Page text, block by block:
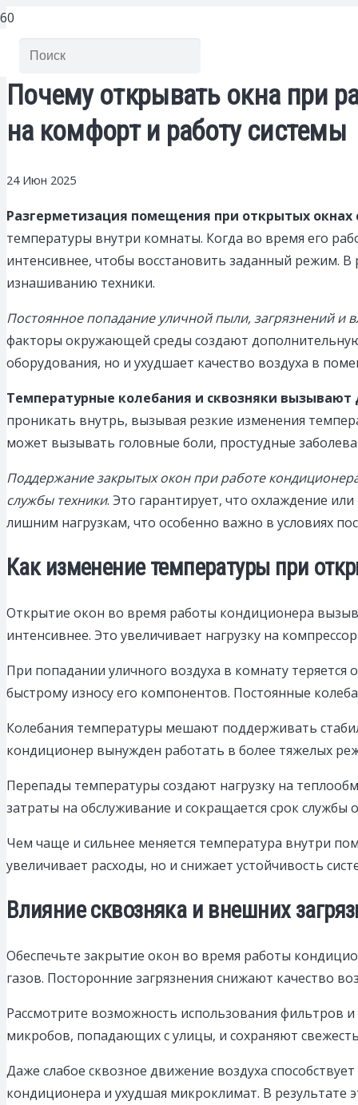
Почему открывать окна при
на комфорт и работу системы
24 Июн 2025
Разгерметизация помещения при открытых
температуры внутри комнаты. Когда во время его
интенсивнее, чтобы восстановить заданный режим. В
изнашиванию техники.
Постоянное попадание уличной пыли, загрязнений и
факторы окружающей среды создают
оборудования, но и ухудшает качество воздуха в
Температурные колебания и сквозняки вызывают
проникать внутрь, вызывая резкие изменения
может вызывать головные боли, простудные
Поддержание закрытых окон при работе
службы техники. Это гарантирует, что охлаждение
лишним нагрузкам, что особенно важно в условиях
Как изменение температуры при
Открытие окон во время работы кондиционера
интенсивнее. Это увеличивает нагрузку на
При попадании уличного воздуха в комнату
быстрому износу его компонентов. Постоянные
Колебания температуры мешают поддерживать
кондиционер вынужден работать в более тяжелых
Перепады температуры создают нагрузку на
затраты на обслуживание и сокращается срок службы
Чем чаще и сильнее меняется температура внутри
увеличивает расходы, но и снижает устойчивость
Влияние сквозняка и внешних
Обеспечьте закрытие окон во время работы
газов. Посторонние загрязнения снижают качество
Рассмотрите возможность использования фильтров
микробов, попадающих с улицы, и сохраняют
Даже слабое сквозное движение воздуха
кондиционера и ухудшая микроклимат. В результате